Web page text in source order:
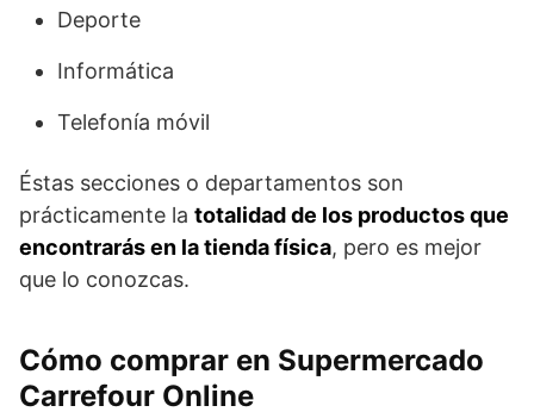
Deporte
Informática
Telefonía móvil
Éstas secciones o departamentos son
prácticamente la totalidad de los productos que
encontrarás en la tienda física, pero es mejor
que lo conozcas.
Cómo comprar en Supermercado
Carrefour Online